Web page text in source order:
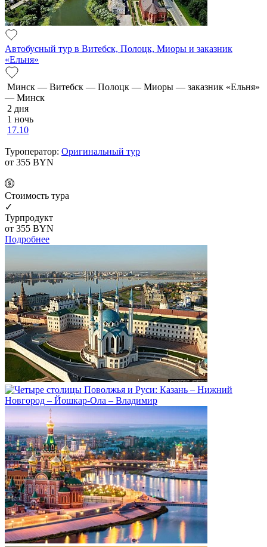
Автобусный тур в Витебск, Полоцк, Миоры и заказник
«Ельня»
Минск — Витебск — Полоцк — Миоры — заказник «Ельня»
— Минск
2 дня
1 ночь
17.10
Туроператор: Оригинальный тур
от 355 BYN
Cтоимость тура
✓
Турпродукт
от 355 BYN
Подробнее